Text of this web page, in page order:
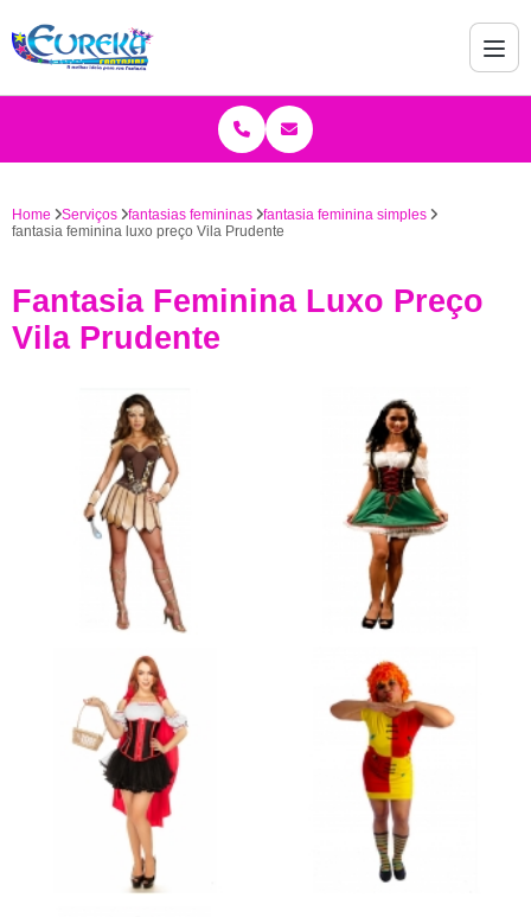
Home Serviços fantasias femininas
fantasia feminina simples
fantasia feminina luxo preço Vila Prudente
Fantasia Feminina Luxo Preço
Vila Prudente